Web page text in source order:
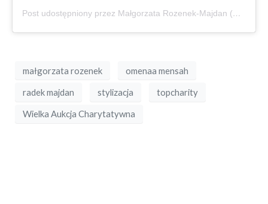
Post udostępniony przez Małgorzata Rozenek-Majdan (@m_rozenek)
małgorzata rozenek omenaa mensah
radek majdan stylizacja topcharity
Wielka Aukcja Charytatywna